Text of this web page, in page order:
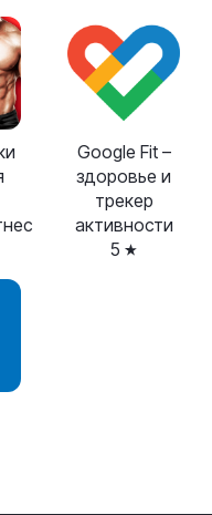
Google Fit –
здоровье и
трекер
активности
5